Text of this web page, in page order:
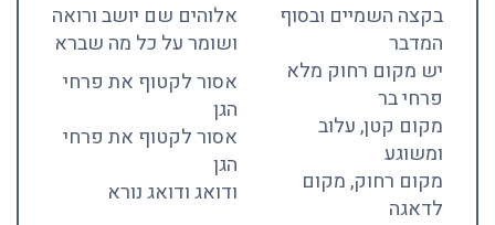
בקצה השמיים ובסוף
המדבר
יש מקום רחוק מלא
פרחי בר
מקום קטן, עלוב
ומשוגע
מקום רחוק, מקום
לדאגה
אלוהים שם יושב ורואה
ושומר על כל מה שברא
אסור לקטוף את פרחי
הגן
אסור לקטוף את פרחי
הגן
ודואג ודואג נורא